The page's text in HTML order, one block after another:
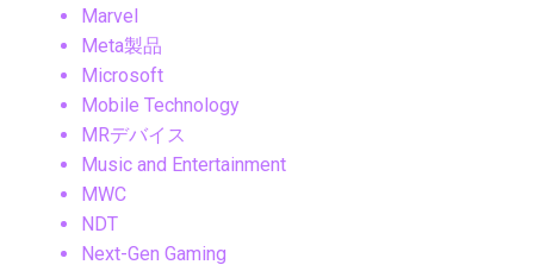
Marvel
Meta製品
Microsoft
Mobile Technology
MRデバイス
Music and Entertainment
MWC
NDT
Next-Gen Gaming